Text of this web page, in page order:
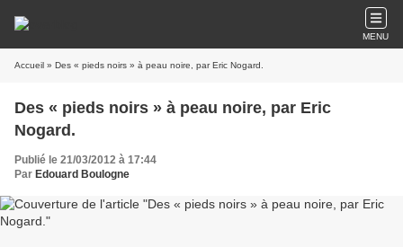
MENU
Accueil » Des « pieds noirs » à peau noire, par Eric Nogard.
Des « pieds noirs » à peau noire, par Eric
Nogard.
Publié le 21/03/2012 à 17:44
Par Edouard Boulogne